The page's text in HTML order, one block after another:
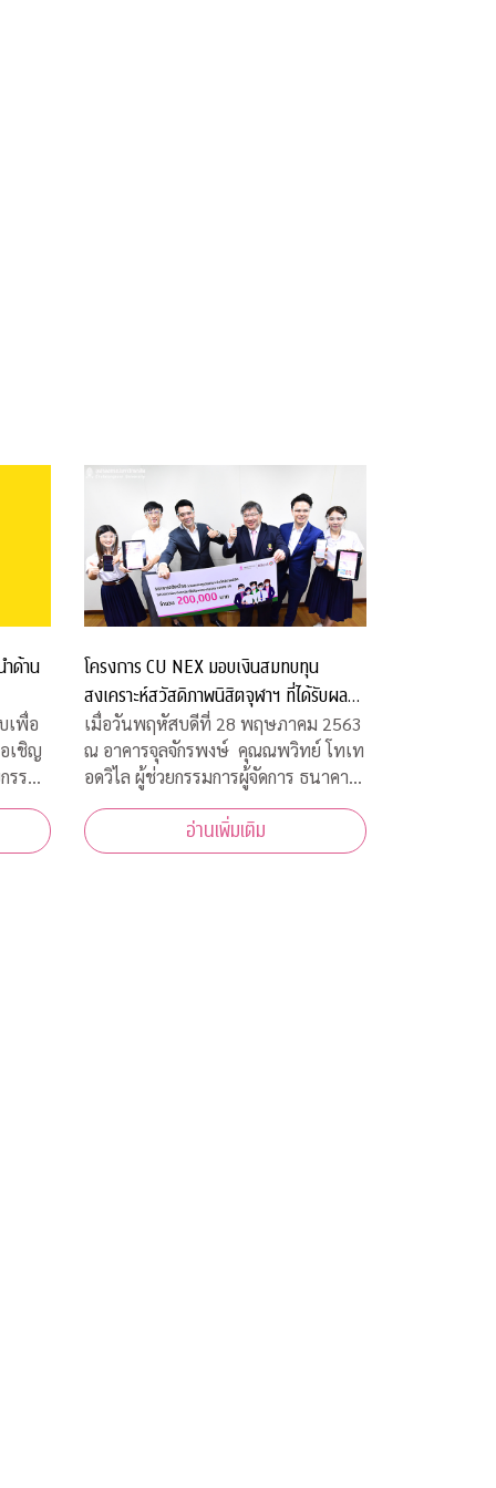
ำด้าน
เพื่อ
เชิญ
รรม
ร่วม
โครงการ CU NEX มอบเงินสมทบทุน
สงเคราะห์สวัสดิภาพนิสิตจุฬาฯ ที่ได้รับผลก
ระทบจากโควิด-19
เมื่อวันพฤหัสบดีที่ 28 พฤษภาคม 2563
ณ อาคารจุลจักรพงษ์ คุณณพวิทย์ โทเท
อดวิไล ผู้ช่วยกรรมการผู้จัดการ ธนาคาร
กสิกรไทย เป็นผู้แทนธนาคาร ภายใต้
โครงการ CU NEX มอบเงิน 200,000
บาท ร่วมสมทบทุนสงเคราะห์สวัสดิภาพ
อ่านเพิ่มเติม